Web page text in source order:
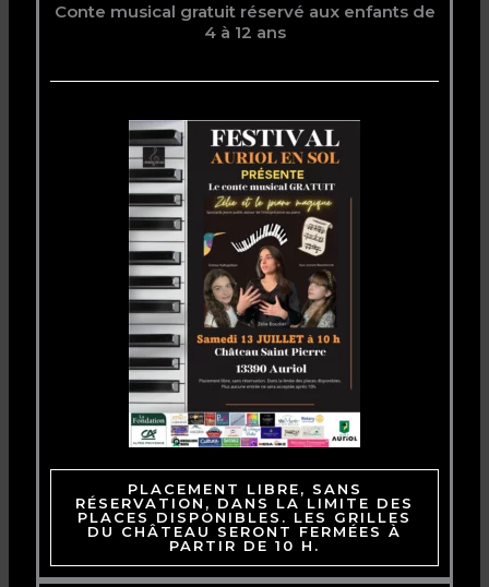
Conte musical gratuit réservé aux enfants de
4 à 12 ans
PLACEMENT LIBRE, SANS
RÉSERVATION, DANS LA LIMITE DES
PLACES DISPONIBLES. LES GRILLES
DU CHÂTEAU SERONT FERMÉES À
PARTIR DE 10 H.